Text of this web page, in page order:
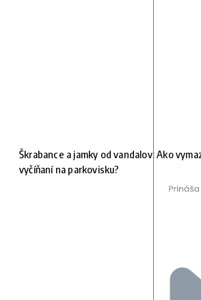
Škrabance a jamky od vandalov: Ako
vyčíňaní na parkovisku?